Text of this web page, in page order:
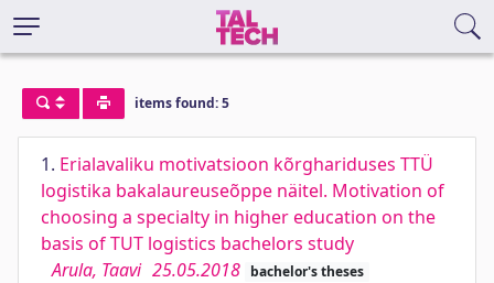
items found: 5
1. Erialavaliku motivatsioon kõrghariduses TTÜ
logistika bakalaureuseõppe näitel. Motivation of
choosing a specialty in higher education on the
basis of TUT logistics bachelors study
Arula, Taavi 25.05.2018 bachelor's theses